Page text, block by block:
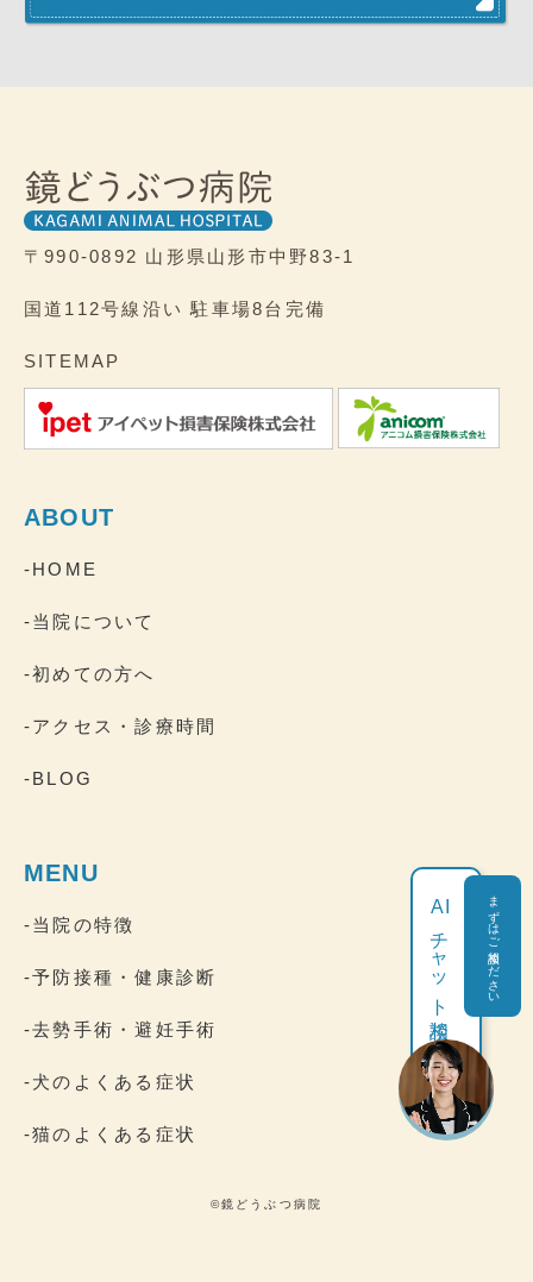
〒990-0892 山形県山形市中野83-1
国道112号線沿い 駐車場8台完備
SITEMAP
ABOUT
-HOME
-当院について
-初めての方へ
-アクセス・診療時間
-BLOG
MENU
-当院の特徴
-予防接種・健康診断
-去勢手術・避妊手術
-犬のよくある症状
-猫のよくある症状
©鏡どうぶつ病院
AI
チャット相談 まずはご相談ください